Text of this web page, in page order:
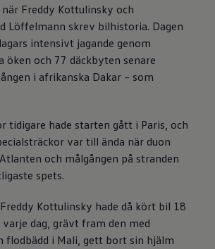
Freddy Kottulinsky och
Löffelmann skrev bilhistoria. Dagen
intensivt jagande genom
öken och 77 däckbyten senare
i afrikanska Dakar – som
tidigare hade starten gått i Paris, och
var till ända när duon
och målgången på stranden
spets.
Kottulinsky hade då kört bil 18
dag, grävt fram den med
flodbädd i Mali, gett bort sin hjälm